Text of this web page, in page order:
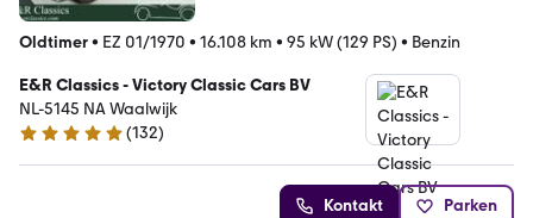
Oldtimer• EZ 01/1970 • 16.108 km • 95 kW (129 PS) • Benzin
E&R Classics - Victory Classic Cars BV
NL-5145 NA Waalwijk
5 Sterne
(132)
Kontakt Parken